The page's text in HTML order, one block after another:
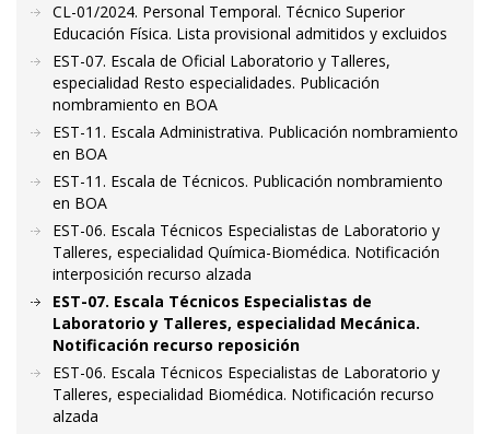
CL-01/2024. Personal Temporal. Técnico Superior
Educación Física. Lista provisional admitidos y excluidos
EST-07. Escala de Oficial Laboratorio y Talleres,
especialidad Resto especialidades. Publicación
nombramiento en BOA
EST-11. Escala Administrativa. Publicación nombramiento
en BOA
EST-11. Escala de Técnicos. Publicación nombramiento
en BOA
EST-06. Escala Técnicos Especialistas de Laboratorio y
Talleres, especialidad Química-Biomédica. Notificación
interposición recurso alzada
EST-07. Escala Técnicos Especialistas de
Laboratorio y Talleres, especialidad Mecánica.
Notificación recurso reposición
EST-06. Escala Técnicos Especialistas de Laboratorio y
Talleres, especialidad Biomédica. Notificación recurso
alzada